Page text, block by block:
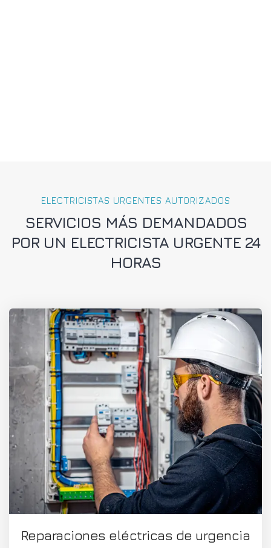
ELECTRICISTAS URGENTES AUTORIZADOS
SERVICIOS MÁS DEMANDADOS
POR UN ELECTRICISTA URGENTE 24
HORAS
Reparaciones eléctricas de urgencia